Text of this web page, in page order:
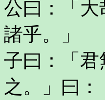
公曰：「
諸乎。」
子曰：「
之。」曰